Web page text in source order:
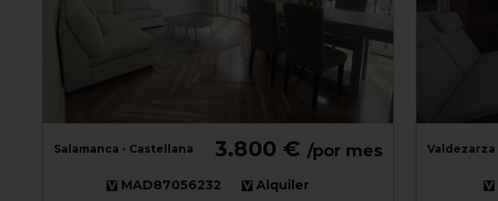
Salamanca - Castellana 3.800 € /por mes
MAD87056232 Alquiler
Valdezarza